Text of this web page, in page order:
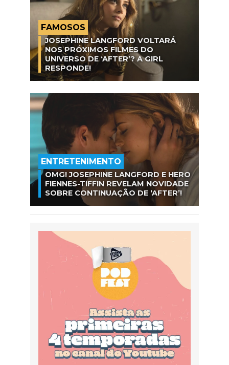
FAMOSOS
JOSEPHINE LANGFORD VOLTARÁ
NOS PRÓXIMOS FILMES DO
UNIVERSO DE ‘AFTER’? A GIRL
RESPONDE!
ENTRETENIMENTO
OMG! JOSEPHINE LANGFORD E HERO
FIENNES-TIFFIN REVELAM NOVIDADE
SOBRE CONTINUAÇÃO DE ‘AFTER’!